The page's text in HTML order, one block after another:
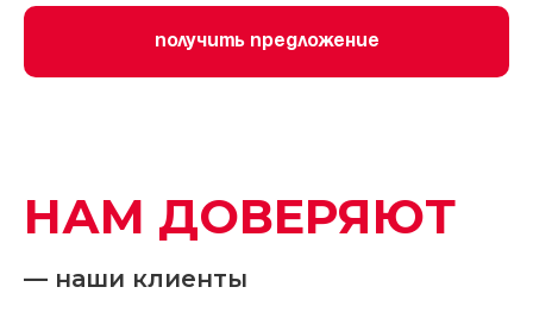
Получить предложение
НАМ ДОВЕРЯЮТ
— наши клиенты